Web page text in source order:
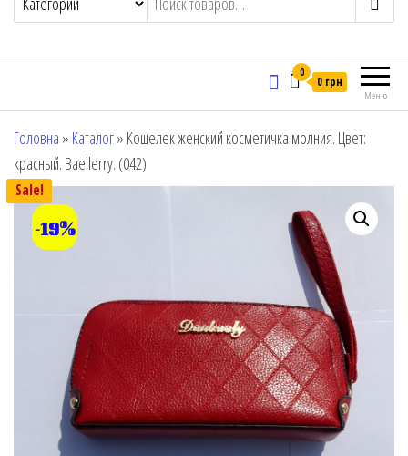
Меню
0
0 грн
Головна » Каталог» Кошелек женский косметичка молния. Цвет:
красный. Baellerry. (042)
Sale!
-19%